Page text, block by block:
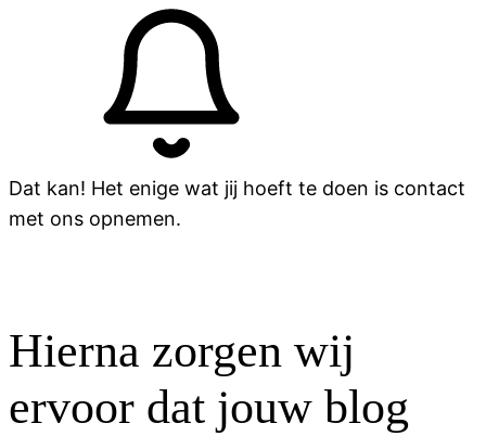
Dat kan! Het enige wat jij hoeft te doen is contact
met ons opnemen.
Hierna zorgen wij
ervoor dat jouw blog